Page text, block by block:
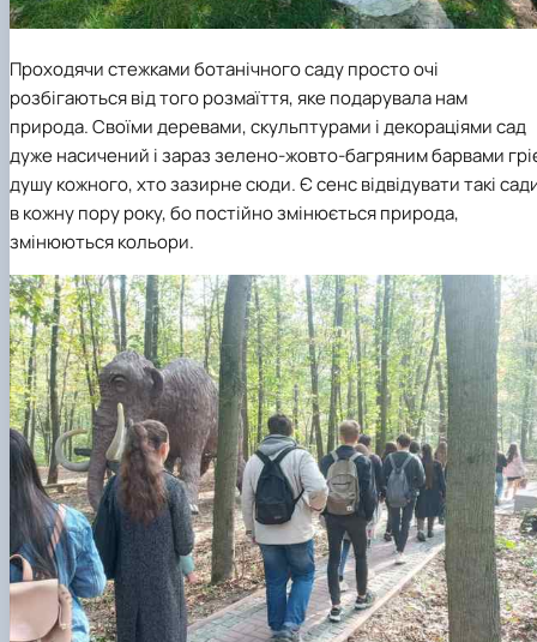
Проходячи стежками ботанічного саду просто очі
розбігаються від того розмаїття, яке подарувала нам
природа. Своїми деревами, скульптурами і декораціями сад
дуже насичений і зараз зелено-жовто-багряним барвами
душу кожного, хто зазирне сюди. Є сенс відвідувати такі
в кожну пору року, бо постійно змінюється природа,
змінюються кольори.